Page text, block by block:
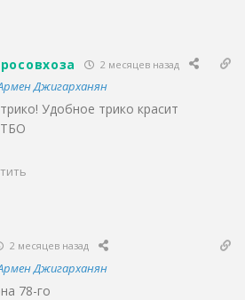
2 месяцев назад
Джигарханян
Удобное трико красит
2 месяцев назад
Джигарханян
78-го